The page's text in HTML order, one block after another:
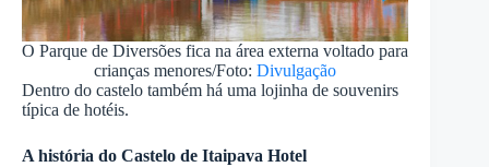
O Parque de Diversões fica na área externa voltado para
crianças menores/Foto:Divulgação
Dentro do castelo também há uma lojinha de souvenirs
típica de hotéis.
A história do Castelo de Itaipava Hotel